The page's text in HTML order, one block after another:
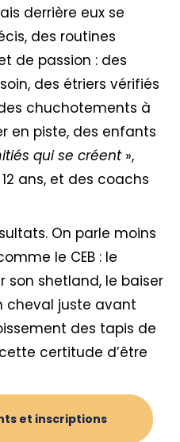
derrière eux se
des routines
de passion : des
des étriers vérifiés
chuchotements à
en piste, des enfants
qui se créent »,
ans, et des coachs
On parle moins
le CEB : le
son shetland, le baiser
cheval juste avant
des tapis de
certitude d’être
et inscriptions